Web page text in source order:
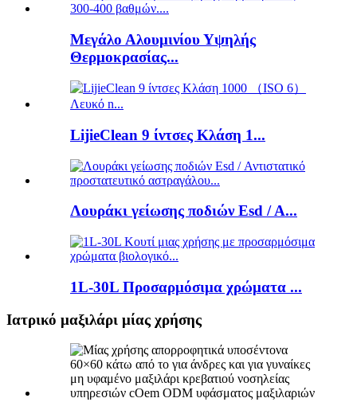
Μεγάλο Αλουμινίου Υψηλής
Θερμοκρασίας...
LijieClean 9 ίντσες Κλάση 1...
Λουράκι γείωσης ποδιών Esd / A...
1L-30L Προσαρμόσιμα χρώματα ...
Ιατρικό μαξιλάρι μίας χρήσης